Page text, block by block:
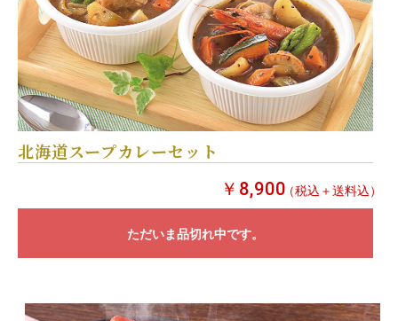
北海道スープカレーセット
￥8,900（税込＋送料込）
ただいま品切れ中です。